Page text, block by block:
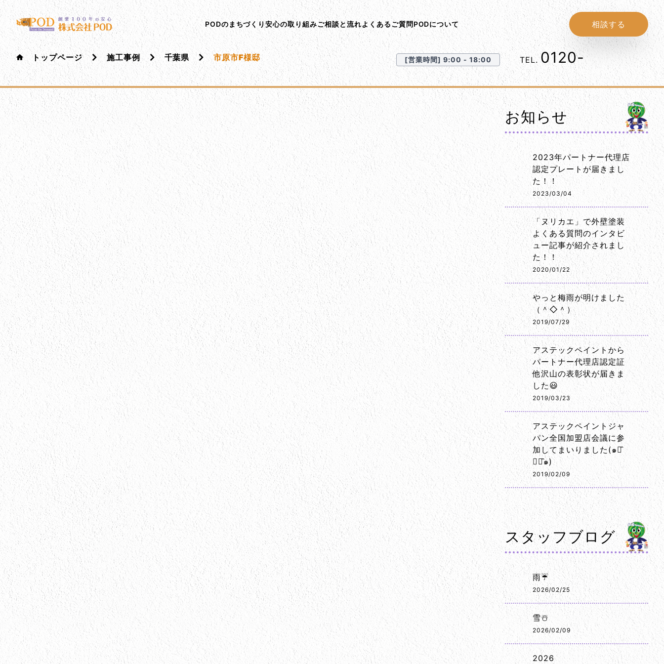
メインコンテンツにスキップ
株式会社ペイント・オン・デマンド
千葉の外壁塗装・屋根塗装なら創業100年の安心 ペイント･オン･デマンド
PODのまちづくり安心の取り組みご相談と流れよくあるご質問PODについて 相談する
トップページ 施工事例 千葉県 市原市F様邸 [営業時間] 9:00 - 18:00 TEL.0120-1152-86
お知らせ
2023年パートナー代理店
認定プレートが届きまし
た！！
2023/03/04
「ヌリカエ」で外壁塗装
よくある質問のインタビ
ュー記事が紹介されまし
た！！
2020/01/22
やっと梅雨が明けました
（＾◇＾）
2019/07/29
アステックペイントから
パートナー代理店認定証
他沢山の表彰状が届きま
した😃
2019/03/23
アステックペイントジャ
パン全国加盟店会議に参
加してまいりました(๑･̑
◡･̑๑)
2019/02/09
スタッフブログ
雨☔
2026/02/25
雪☃️
2026/02/09
2026